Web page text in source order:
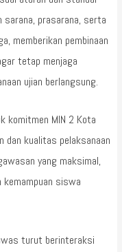
sarana, prasarana, serta
memberikan pembinaan
tetap menjaga
ujian berlangsung.
komitmen MIN 2 Kota
dan kualitas pelaksanaan
yang maksimal,
kemampuan siswa
turut berinteraksi